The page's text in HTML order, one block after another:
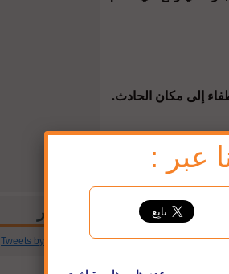
Tweets by @jbcnews
إلى مكان الحادث.
عبر :